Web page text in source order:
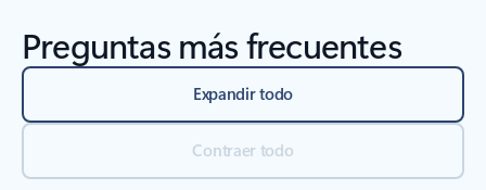
Preguntas más frecuentes
Expandir todo
Contraer todo